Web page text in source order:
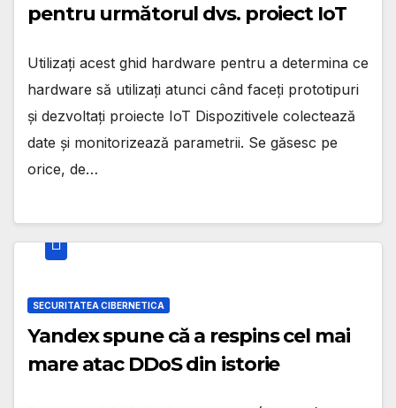
pentru următorul dvs. proiect IoT
Utilizați acest ghid hardware pentru a determina ce
hardware să utilizați atunci când faceți prototipuri
și dezvoltați proiecte IoT Dispozitivele colectează
date și monitorizează parametrii. Se găsesc pe
orice, de…
SECURITATEA CIBERNETICA
Yandex spune că a respins cel mai
mare atac DDoS din istorie